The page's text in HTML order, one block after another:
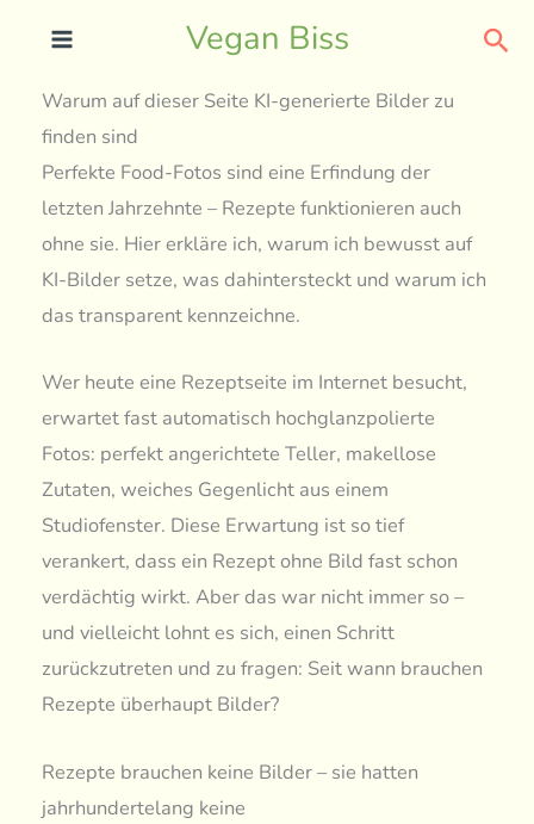
content
Vegan Biss
Warum auf dieser Seite KI-generierte Bilder zu
finden sind
Perfekte Food-Fotos sind eine Erfindung der
letzten Jahrzehnte – Rezepte funktionieren auch
ohne sie. Hier erkläre ich, warum ich bewusst auf
KI-Bilder setze, was dahintersteckt und warum ich
das transparent kennzeichne.
Wer heute eine Rezeptseite im Internet besucht,
erwartet fast automatisch hochglanzpolierte
Fotos: perfekt angerichtete Teller, makellose
Zutaten, weiches Gegenlicht aus einem
Studiofenster. Diese Erwartung ist so tief
verankert, dass ein Rezept ohne Bild fast schon
verdächtig wirkt. Aber das war nicht immer so –
und vielleicht lohnt es sich, einen Schritt
zurückzutreten und zu fragen: Seit wann brauchen
Rezepte überhaupt Bilder?
Rezepte brauchen keine Bilder – sie hatten
jahrhundertelang keine